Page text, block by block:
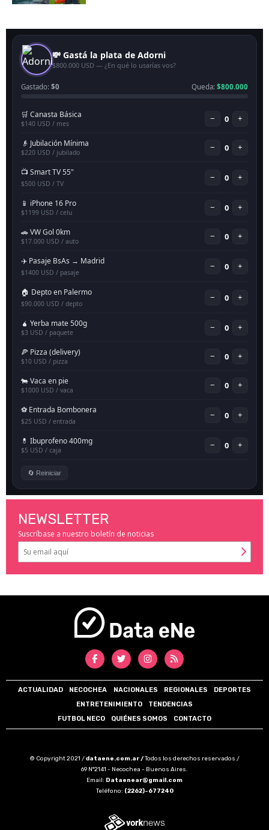
NEWSLETTER
Suscríbase a nuestro boletín de noticias
ACTUALIDAD NECOCHEA NACIONALES REGIONALES
DEPORTES
ENTRETENIMIENTO
TENDENCIAS
FUTBOL NECO
QUIÉNES SOMOS CONTACTO
© Copyright 2021 /dataene.com.ar /Todos los derechos reservados /
69 N°2141 - Necochea - Buenos Aires.
Email: Dataenear@gmail.com
Teléfono: (2262)-677240